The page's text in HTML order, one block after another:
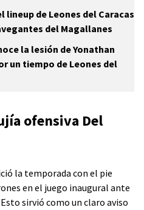
lineup de Leones del Caracas
del Magallanes
la lesión de Yonathan
un tiempo de Leones del
ofensiva Del
la temporada con el pie
en el juego inaugural ante
Esto sirvió como un claro aviso